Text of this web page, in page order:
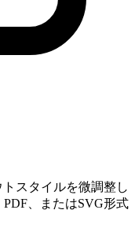
スタイルを微調整し
、またはSVG形式